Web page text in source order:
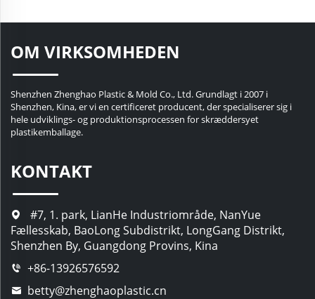
OM VIRKSOMHEDEN
Shenzhen Zhenghao Plastic & Mold Co., Ltd. Grundlagt i 2007 i
Shenzhen, Kina, er vi en certificeret producent, der specialiserer sig i
hele udviklings- og produktionsprocessen for skræddersyet
plastikemballage.
KONTAKT
#7, 1. park, LianHe Industriområde, NanYue
Fællesskab, BaoLong Subdistrikt, LongGang Distrikt,
Shenzhen By, Guangdong Provins, Kina
+86-13926576592
betty@zhenghaoplastic.cn